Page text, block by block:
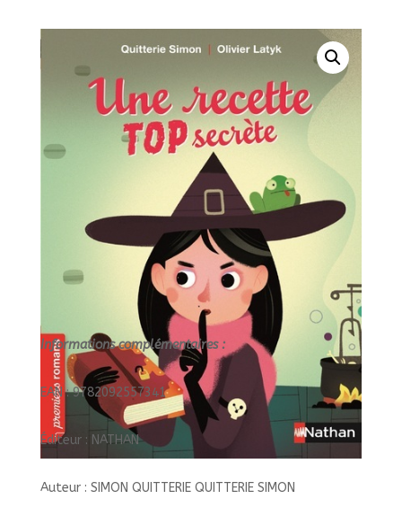
Informations complémentaires :
EAN : 9782092557341
Éditeur : NATHAN
Auteur : SIMON QUITTERIE QUITTERIE SIMON